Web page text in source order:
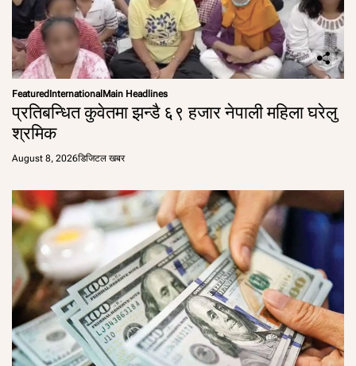
Featured International Main Headlines
प्रतिबन्धित कुवेतमा झन्डै ६९ हजार नेपाली महिला घरेलु
श्रमिक
August 8, 2026डिजिटल खबर